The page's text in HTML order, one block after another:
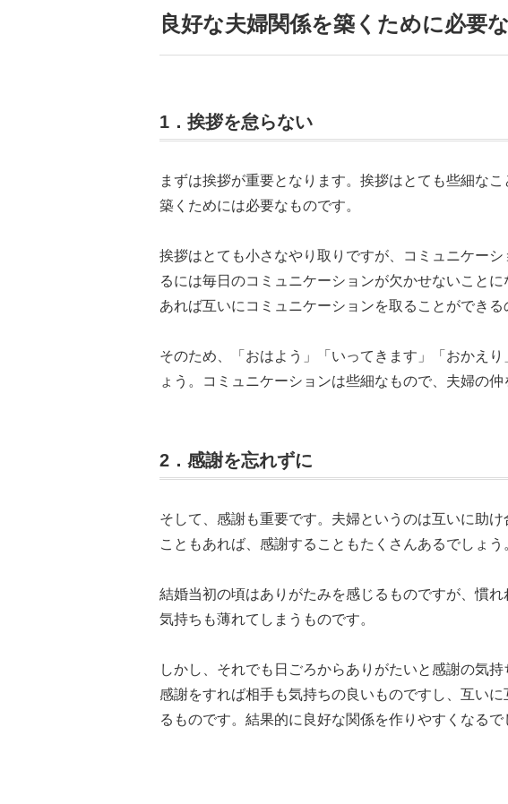
良好な夫婦関係を築くために必要
1．挨拶を怠らない
まずは挨拶が重要となります。挨拶はとても些細な
築くためには必要なものです。
挨拶はとても小さなやり取りですが、コミュニケー
るには毎日のコミュニケーションが欠かせないこと
あれば互いにコミュニケーションを取ることができる
そのため、「おはよう」「いってきます」「おかえ
ょう。コミュニケーションは些細なもので、夫婦の仲
2．感謝を忘れずに
そして、感謝も重要です。夫婦というのは互いに助
こともあれば、感謝することもたくさんあるでしょう
結婚当初の頃はありがたみを感じるものですが、慣
気持ちも薄れてしまうものです。
しかし、それでも日ごろからありがたいと感謝の気持
感謝をすれば相手も気持ちの良いものですし、互い
るものです。結果的に良好な関係を作りやすくなるで